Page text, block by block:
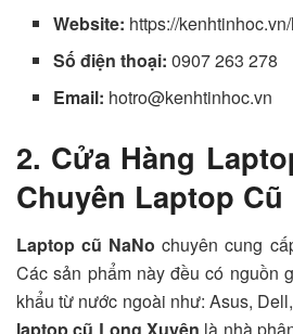
Website: https://
Số điện thoại: 0907 263 278
Email: hotro@kenhtinhoc.vn
2. Cửa Hàng
Chuyên Laptop
Laptop cũ NaNo chuyên cung
Các sản phẩm này đều có nguồn
khẩu từ nước ngoài như: Asus,
laptop cũ Long Xuyên là nhà